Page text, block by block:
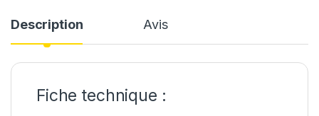
Description Avis
Fiche technique :